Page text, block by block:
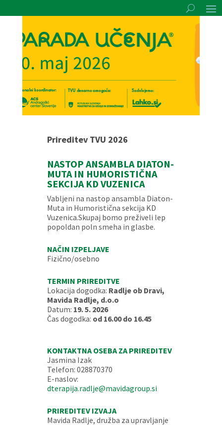
Prireditev TVU 2026
NASTOP ANSAMBLA DIATON-
MUTA IN HUMORISTIČNA
SEKCIJA KD VUZENICA
Vabljeni na nastop ansambla Diaton-
Muta in Humoristična sekcija KD
Vuzenica.Skupaj bomo preživeli lep
popoldan poln smeha in glasbe.
NAČIN IZPELJAVE
Fizično/osebno
TERMIN PRIREDITVE
Lokacija dogodka: Radlje ob Dravi,
Mavida Radlje, d.o.o
Datum: 19. 5. 2026
Čas dogodka: od 16.00 do 16.45
KONTAKTNA OSEBA ZA PRIREDITEV
Jasmina Izak
Telefon: 028870370
E-naslov:
dterapija.radlje@mavidagroup.si
PRIREDITEV IZVAJA
Mavida Radlje, družba za upravljanje